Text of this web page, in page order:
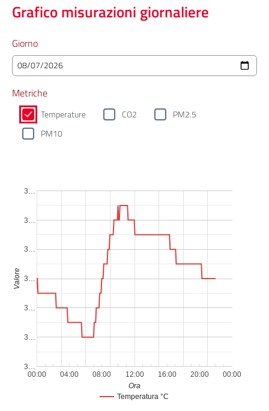
Grafico misurazioni giornaliere
Giorno
Metriche
Temperature CO2
PM2.5
PM10
Temperatura °C
00:00 04:00 08:00 12:00 16:00 20:00 00:00
3…
3…
3…
3…
3…
3…
3…
Ora
Valore